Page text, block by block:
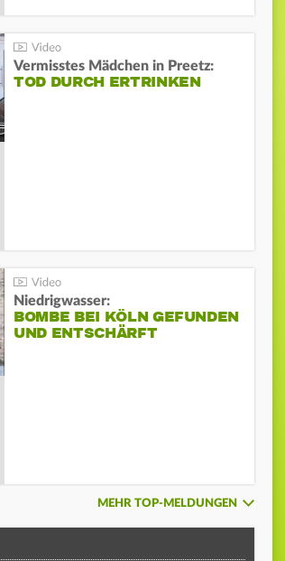
Vermisstes Mädchen in Preetz:
TOD DURCH ERTRINKEN
Niedrigwasser:
BOMBE BEI KÖLN GEFUNDEN
UND ENTSCHÄRFT
MEHR TOP-MELDUNGEN